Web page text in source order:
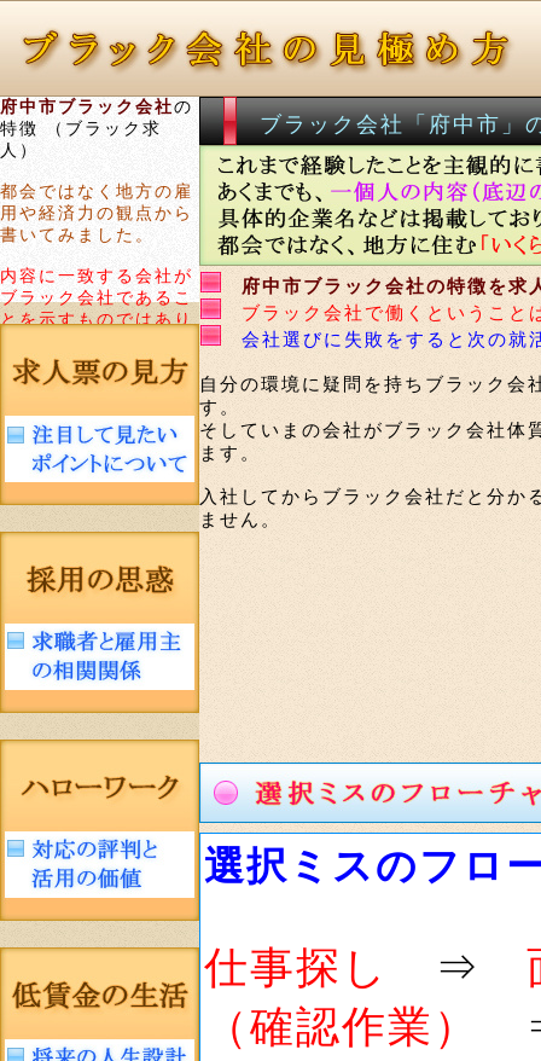
府中市ブラック会社の
特徴 （ブラック求
人）
都会ではなく地方の雇
用や経済力の観点から
書いてみました。
内容に一致する会社が
ブラック会社であるこ
とを示すものではあり
ブラック会社「府中市
府中市ブラック会社の特徴を求
ブラック会社で働くということ
会社選びに失敗をすると次の就
自分の環境に疑問を持ちブラック会
す。
そしていまの会社がブラック会社体
ます。
入社してからブラック会社だと分
ません。
選択ミスのフロ
仕事探し ⇒
（確認作業）